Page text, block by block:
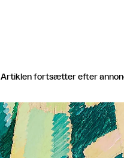
Artiklen fortsætter efter